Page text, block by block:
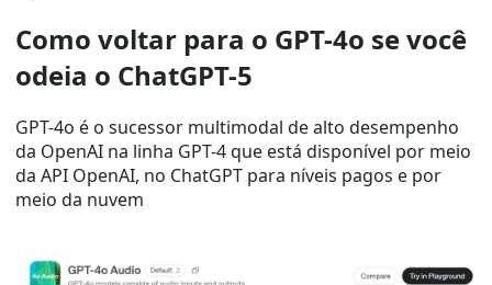
Como voltar para o GPT-4o se você
odeia o ChatGPT-5
GPT-4o é o sucessor multimodal de alto desempenho
da OpenAI na linha GPT-4 que está disponível por meio
da API OpenAI, no ChatGPT para níveis pagos e por
meio da nuvem